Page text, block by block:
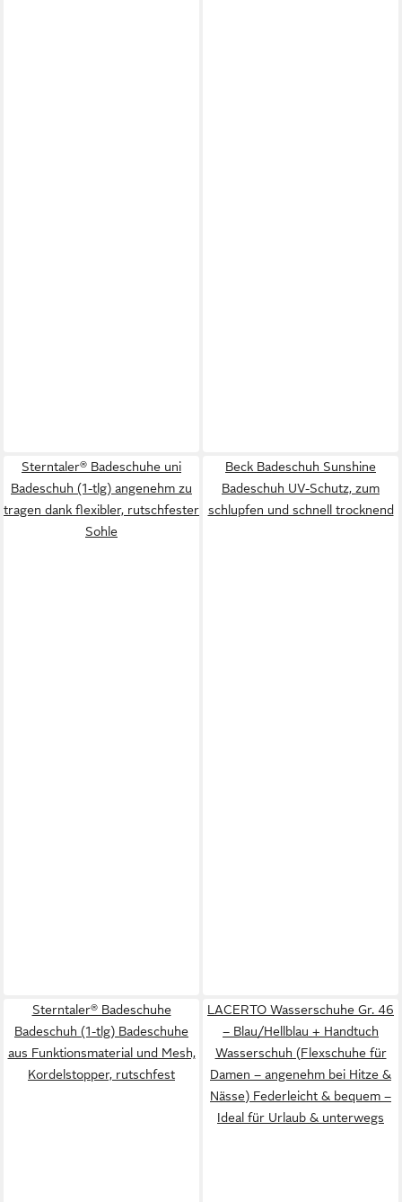
Sterntaler® Badeschuhe uni
Badeschuh (1-tlg) angenehm zu
tragen dank flexibler, rutschfester
Sohle
Beck Badeschuh Sunshine
Badeschuh UV-Schutz, zum
schlupfen und schnell trocknend
Sterntaler® Badeschuhe
Badeschuh (1-tlg) Badeschuhe
aus Funktionsmaterial und Mesh,
Kordelstopper, rutschfest
LACERTO Wasserschuhe Gr. 46
– Blau/Hellblau + Handtuch
Wasserschuh (Flexschuhe für
Damen – angenehm bei Hitze &
Nässe) Federleicht & bequem –
Ideal für Urlaub & unterwegs